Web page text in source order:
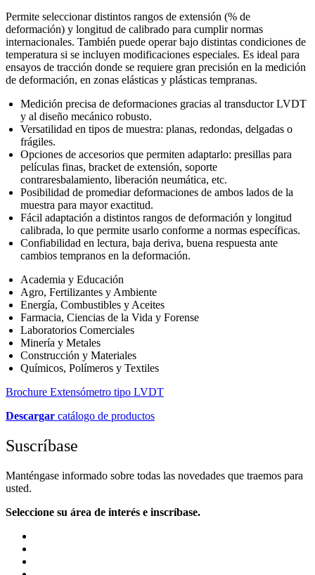
Permite seleccionar distintos rangos de extensión (% de
deformación) y longitud de calibrado para cumplir normas
internacionales. También puede operar bajo distintas condiciones de
temperatura si se incluyen modificaciones especiales. Es ideal para
ensayos de tracción donde se requiere gran precisión en la medición
de deformación, en zonas elásticas y plásticas tempranas.
Medición precisa de deformaciones gracias al transductor LVDT
y al diseño mecánico robusto.
Versatilidad en tipos de muestra: planas, redondas, delgadas o
frágiles.
Opciones de accesorios que permiten adaptarlo: presillas para
películas finas, bracket de extensión, soporte
contraresbalamiento, liberación neumática, etc.
Posibilidad de promediar deformaciones de ambos lados de la
muestra para mayor exactitud.
Fácil adaptación a distintos rangos de deformación y longitud
calibrada, lo que permite usarlo conforme a normas específicas.
Confiabilidad en lectura, baja deriva, buena respuesta ante
cambios tempranos en la deformación.
Academia y Educación
Agro, Fertilizantes y Ambiente
Energía, Combustibles y Aceites
Farmacia, Ciencias de la Vida y Forense
Laboratorios Comerciales
Minería y Metales
Construcción y Materiales
Químicos, Polímeros y Textiles
Brochure Extensómetro tipo LVDT
Descargar catálogo de productos
Suscríbase
Manténgase informado sobre todas las novedades que traemos para
usted.
Seleccione su área de interés e inscríbase.